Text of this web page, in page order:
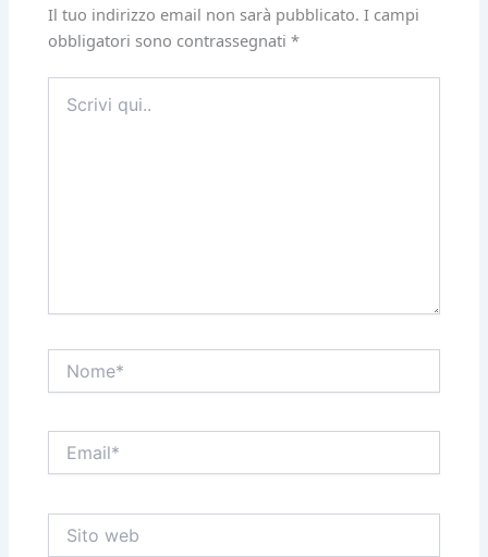
Il tuo indirizzo email non sarà pubblicato. I campi
obbligatori sono contrassegnati*
qui..
web